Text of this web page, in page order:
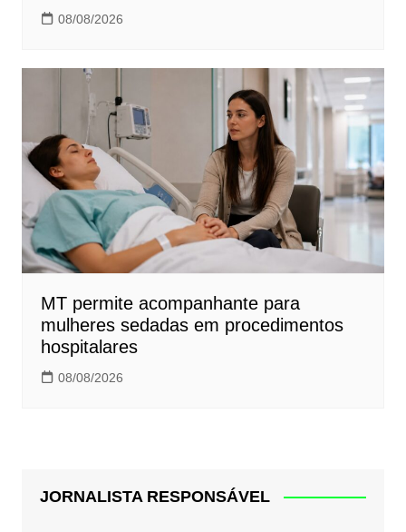
08/08/2026
MT permite acompanhante para
mulheres sedadas em procedimentos
hospitalares
08/08/2026
JORNALISTA RESPONSÁVEL